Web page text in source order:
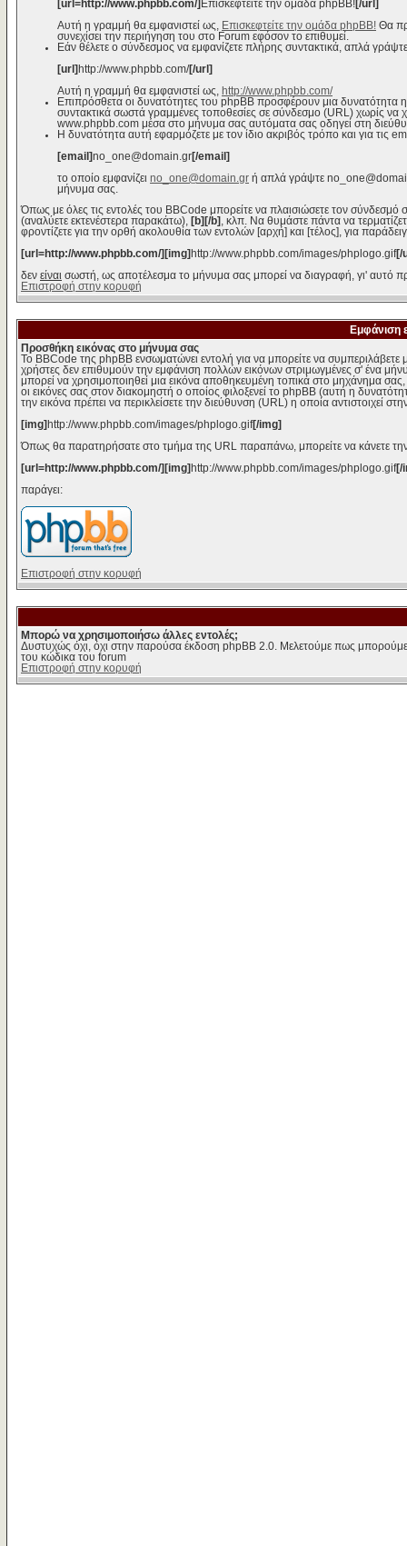
[url=http://www.phpbb.com/] Επισκεφτείτε την ομάδα phpBB! [/url]
Αυτή η γραμμή θα εμφανιστεί ως,
Επισκεφτείτε την ομάδα phpBB! Θα
συνεχίσει την περιήγηση του στο Forum εφόσον το επιθυμεί.
Εάν θέλετε ο σύνδεσμος να εμφανίζετε πλήρης συντακτικά, απλά
[url] http://www.phpbb.com/[/url]
Αυτή η γραμμή θα εμφανιστεί ως,
http://www.phpbb.com/
Επιπρόσθετα οι δυνατότητες του phpBB προσφέρουν μια δυνατότητα
συντακτικά σωστά γραμμένες τοποθεσίες σε σύνδεσμο (URL) χωρίς να
www.phpbb.com μέσα στο μήνυμα σας αυτόματα σας οδηγεί στη
Η δυνατότητα αυτή εφαρμόζετε με τον ίδιο ακριβός τρόπο και για τις
[email]no_one@domain.gr[/email]
το οποίο εμφανίζει no_one@domain.gr ή απλά γράψτε
μήνυμα σας.
Όπως με όλες τις εντολές του BBCode μπορείτε να πλαισιώσετε τον σύνδεσμό
(αναλύετε εκτενέστερα παρακάτω),
[b][/b]
, κλπ. Να θυμάστε πάντα να
φροντίζετε για την ορθή ακολουθία των εντολών [αρχή] και [τέλος], για
[url=http://www.phpbb.com/][img] http://www.phpbb.com/images/phplogo.gif[/
δεν είναι σωστή, ως αποτέλεσμα το μήνυμα σας μπορεί να διαγραφή, γι' αυτό
Επιστροφή στην κορυφή
Εμφάνιση
Προσθήκη εικόνας στο μήνυμα σας
Το BBCode της phpBB ενσωματώνει εντολή για να μπορείτε να
χρήστες δεν επιθυμούν την εμφάνιση πολλών εικόνων στριμωγμένες σ' ένα
μπορεί να χρησιμοποιηθεί μια εικόνα αποθηκευμένη τοπικά στο μηχάνημα
οι εικόνες σας στον διακομηστή ο οποίος φιλοξενεί το phpBB (αυτή η
την εικόνα πρέπει να περικλείσετε την διεύθυνση (URL) η οποία αντιστοιχεί
[img] http://www.phpbb.com/images/phplogo.gif[/img]
Όπως θα παρατηρήσατε στο τμήμα της URL παραπάνω, μπορείτε να κάνετε
[url=http://www.phpbb.com/][img] http://www.phpbb.com/images/phplogo.gif[/
παράγει:
Επιστροφή στην κορυφή
Μπορώ να χρησιμοποιήσω άλλες εντολές;
Δυστυχώς όχι, όχι στην παρούσα έκδοση phpBB 2.0. Μελετούμε πως μπορούμε
του κώδικα του forum
Επιστροφή στην κορυφή